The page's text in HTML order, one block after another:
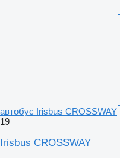
автобус Irisbus CROSSWAY
19
Irisbus CROSSWAY